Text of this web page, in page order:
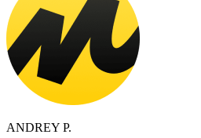
ANDREY P.